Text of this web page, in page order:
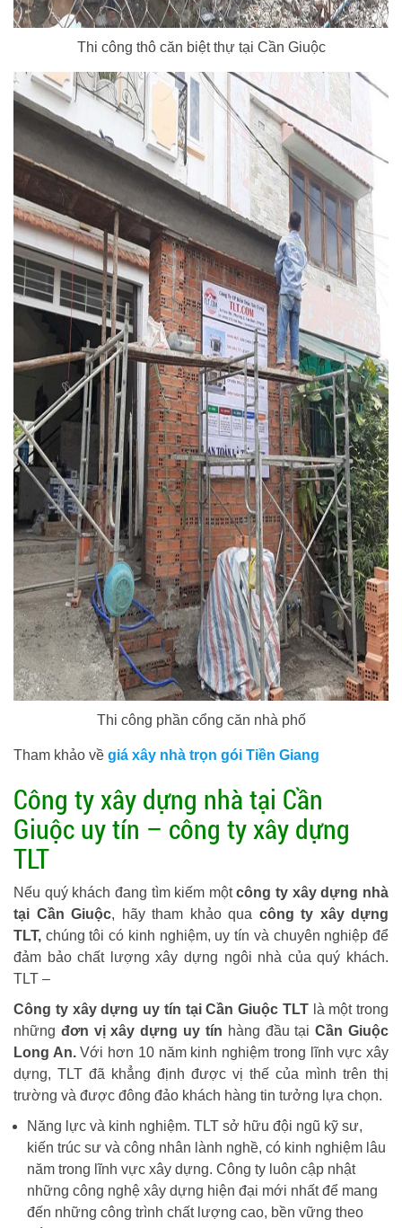
Thi công thô căn biệt thự tại Cần Giuộc
Thi công phần cổng căn nhà phố
Tham khảo về giá xây nhà trọn gói Tiền Giang
Công ty xây dựng nhà tại Cần
Giuộc uy tín – công ty xây dựng
TLT
Nếu quý khách đang tìm kiếm mộtcông ty xây dựng nhà
tại Cần Giuộc, hãy tham khảo qua công ty xây dựng
TLT, chúng tôi có kinh nghiệm, uy tín và chuyên nghiệp để
đảm bảo chất lượng xây dựng ngôi nhà của quý khách.
TLT –
Công ty xây dựng uy tín tại Cần Giuộc TLTlà một trong
những đơn vị xây dựng uy tín hàng đầu tạiCần Giuộc
Long An.Với hơn 10 năm kinh nghiệm trong lĩnh vực xây
dựng, TLT đã khẳng định được vị thế của mình trên thị
trường và được đông đảo khách hàng tin tưởng lựa chọn.
Năng lực và kinh nghiệm. TLT sở hữu đội ngũ kỹ sư,
kiến trúc sư và công nhân lành nghề, có kinh nghiệm lâu
năm trong lĩnh vực xây dựng. Công ty luôn cập nhật
những công nghệ xây dựng hiện đại mới nhất để mang
đến những công trình chất lượng cao, bền vững theo